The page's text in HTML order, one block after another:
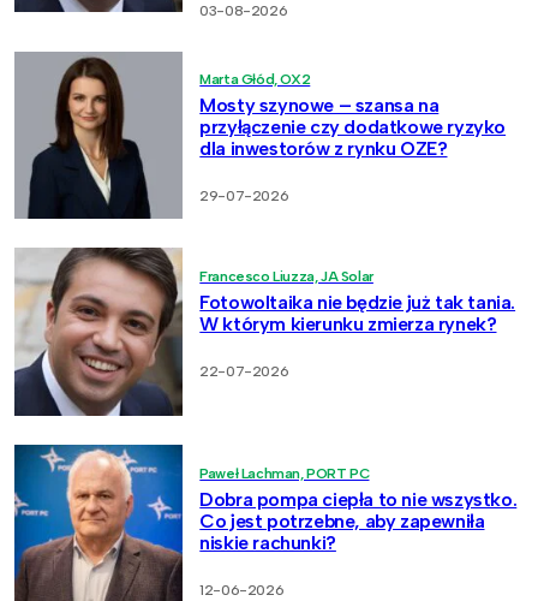
03-08-2026
Marta Głód, OX2
Mosty szynowe – szansa na
przyłączenie czy dodatkowe ryzyko
dla inwestorów z rynku OZE?
29-07-2026
Francesco Liuzza, JA Solar
Fotowoltaika nie będzie już tak tania.
W którym kierunku zmierza rynek?
22-07-2026
Paweł Lachman, PORT PC
Dobra pompa ciepła to nie wszystko.
Co jest potrzebne, aby zapewniła
niskie rachunki?
12-06-2026